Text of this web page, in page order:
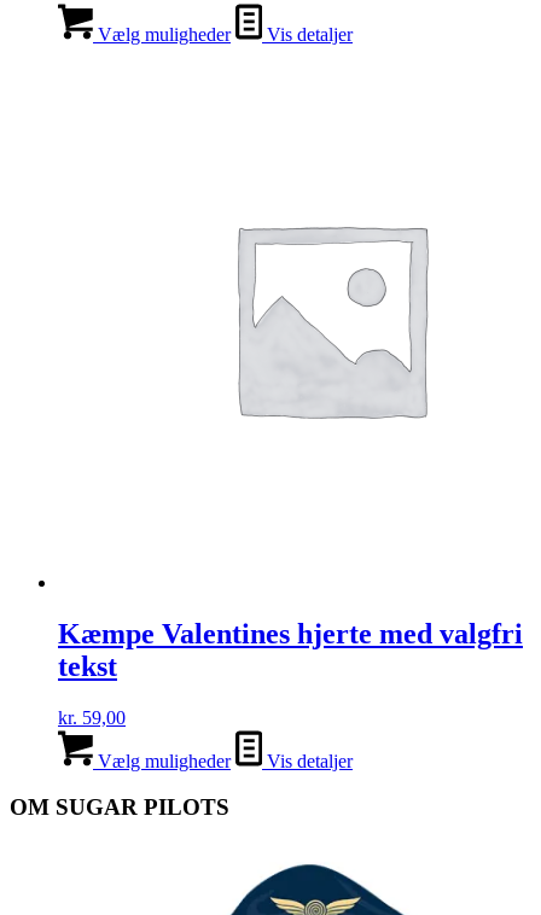
Vælg muligheder Vis detaljer
Kæmpe Valentines hjerte med valgfri
tekst
kr. 59,00
Vælg muligheder Vis detaljer
OM SUGAR PILOTS